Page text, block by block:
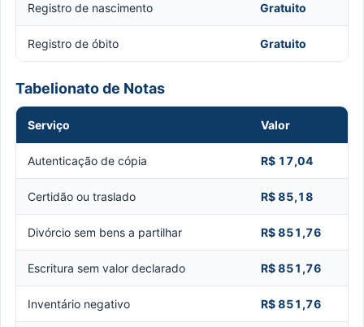
Registro de nascimento Gratuito
Registro de óbito Gratuito
Tabelionato de Notas
Serviço Valor
Autenticação de cópia R$ 17,04
Certidão ou traslado R$ 85,18
Divórcio sem bens a partilhar R$ 851,76
Escritura sem valor declarado R$ 851,76
Inventário negativo R$ 851,76